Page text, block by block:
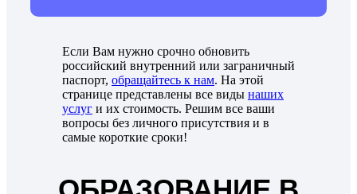
Если Вам нужно срочно обновить
российский внутренний или заграничный
паспорт, обращайтесь к нам. На этой
странице представлены все виды наших
услуг и их стоимость. Решим все ваши
вопросы без личного присутствия и в
самые короткие сроки!